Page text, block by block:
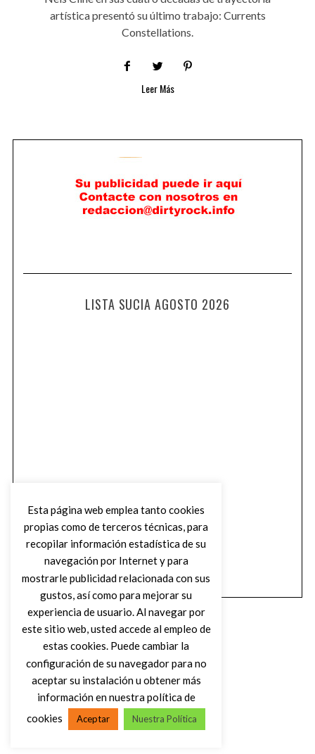
artística presentó su último trabajo: Currents
Constellations.
Leer Más
LISTA SUCIA AGOSTO 2026
VOLVER AL INICIO
Esta página web emplea tanto cookies
propias como de terceros técnicas, para
recopilar información estadística de su
navegación por Internet y para
mostrarle publicidad relacionada con sus
gustos, así como para mejorar su
experiencia de usuario. Al navegar por
este sitio web, usted accede al empleo de
estas cookies. Puede cambiar la
configuración de su navegador para no
aceptar su instalación u obtener más
información en nuestra política de
cookies
Aceptar Nuestra Política